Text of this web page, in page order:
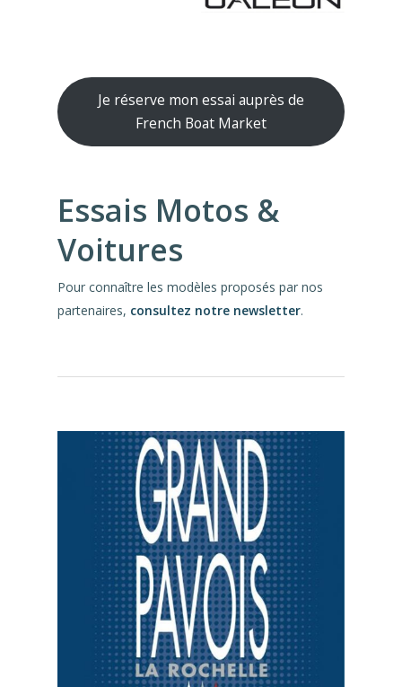
Je réserve mon essai auprès de
French Boat Market
Essais Motos &
Voitures
Pour connaître les modèles proposés par nos
partenaires, consultez notre newsletter.